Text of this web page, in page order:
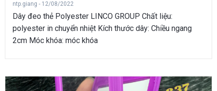
ntp.giang 12/08/2022
Dây đeo thẻ Polyester LINCO GROUP Chất liệu:
polyester in chuyển nhiệt Kích thước dây: Chiều ngang
2cm Móc khóa: móc khóa